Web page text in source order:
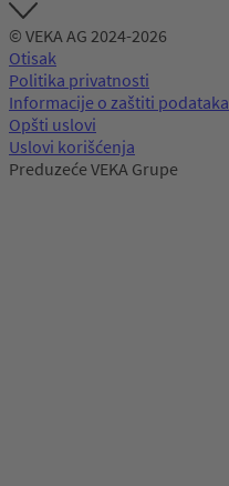
© VEKA AG 2024-2026
Otisak
Politika privatnosti
Informacije o zaštiti podataka
Opšti uslovi
Uslovi korišćenja
Preduzeće VEKA Grupe